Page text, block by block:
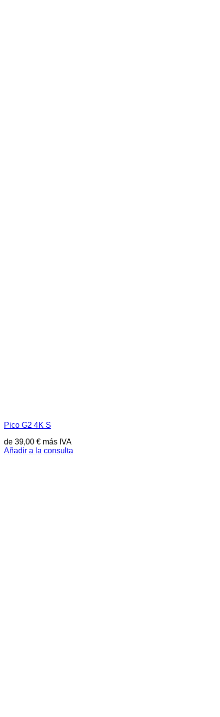
Pico G2 4K S
de 39,00 € más IVA
Añadir a la consulta